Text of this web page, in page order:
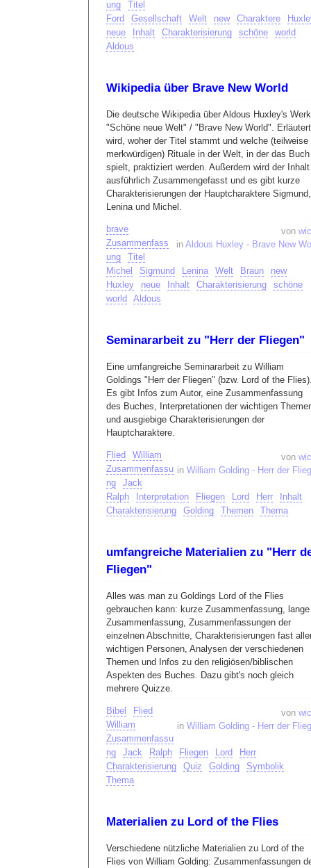
ung
Titel
Ford
Gesellschaft Welt new Charaktere
neue
Inhalt Charakterisierung schöne
world
Aldous
Wikipedia über Brave New World
Die deutsche Wikipedia über Aldous Huxley's Werk
"Schöne neue Welt" / "Brave New World". Erläutert
wird, woher der Titel stammt und welche (teilweise
merkwürdigen) Rituale in der Welt, in der das Buch
spielt, praktiziert werden. Außerdem wird der Inhalt
ausführlich Zusammengefasst und es gibt kurze
Charakterisierungen der Hauptcharaktere Sigmund,
Lenina und Michel.
von
in Aldous Huxley - Brave New
brave
Zusammenfass
ung
Titel
Michel
Sigmund Lenina Welt Braun
new
Huxley
neue Inhalt Charakterisierung
schöne
world
Aldous
Seminararbeit zu "Herr der Fliegen"
Eine umfangreiche Seminararbeit zu William
Goldings "Herr der Fliegen" (bzw. Lord of the
Es gibt Infos zum Autor, eine Zusammenfassung
des Buches, Interpretationen der wichtigen
und ausgiebige Charakterisierungen der
Hauptcharaktere.
von
in William Golding - Herr der
Flied
William
Zusammenfassu
ng
Jack
Ralph
Interpretation Fliegen Lord Herr
Inhalt
Charakterisierung
Golding Themen Thema
umfangreiche Materialien zu "Herr
Fliegen"
Alles was man zu Goldings Lord of the Flies
gebrauchen kann: kurze Zusammenfassung, lange
Zusammenfassung, Zusammenfassungen der
einzelnen Abschnitte, Charakterisierungen fast
wichtigen Personen, Analysen der verschiedenen
Themen und Infos zu den religiösen/biblischen
Aspekten des Buches. Dazu gibt's noch gleich
mehrere Quizze.
von
in William Golding - Herr der
Bibel
Flied
William
Zusammenfassu
ng
Jack Ralph Fliegen Lord
Herr
Charakterisierung
Quiz Golding
Symbolik
Thema
Materialien zu Lord of the Flies
Verschiedene nützliche Materialien zu Lord of the
Flies von William Golding: Zusammenfassungen